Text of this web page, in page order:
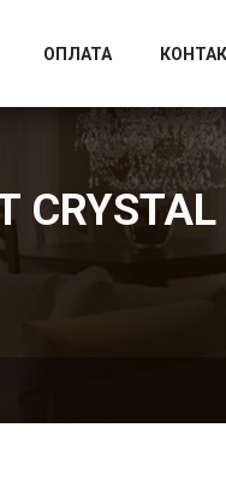
ОПЛАТА